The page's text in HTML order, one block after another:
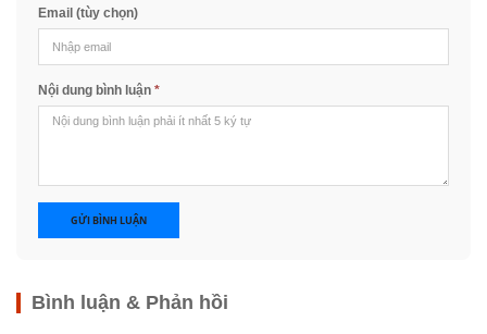
Email (tùy chọn)
Nội dung bình luận *
GỬI BÌNH LUẬN
Bình luận & Phản hồi